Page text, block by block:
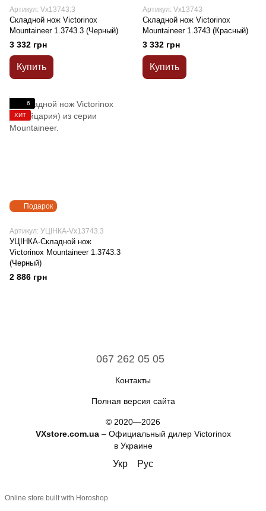
Артикул: Vx13743.3
Складной нож Victorinox
Mountaineer 1.3743.3 (Черный)
3 332 грн
Купить
Артикул: Vx13743
Складной нож Victorinox
Mountaineer 1.3743 (Красный)
3 332 грн
Купить
Подарок
6
ХИТ
Артикул: УЦІНКА-Vx13743.3
УЦІНКА-Складной нож
Victorinox Mountaineer 1.3743.3
(Черный)
2 886 грн
067 262 05 05
Контакты
Полная версия сайта
© 2020—2026
VXstore.com.ua– Официальный дилер Victorinox
в Украине
Укр Рус
Online store built with Horoshop